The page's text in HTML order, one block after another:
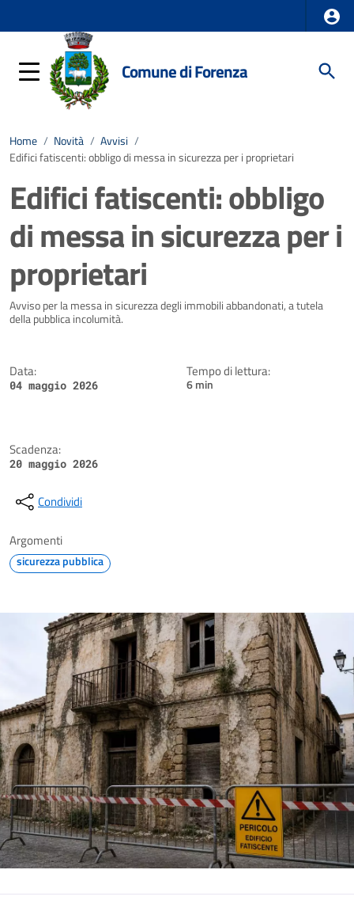
Comune di Forenza
Home / Novità / Avvisi /
Edifici fatiscenti: obbligo di messa in sicurezza per i proprietari
Edifici fatiscenti: obbligo
di messa in sicurezza per i
proprietari
Dettagli della notizia
Avviso per la messa in sicurezza degli immobili abbandonati, a tutela
della pubblica incolumità.
Data:
04 maggio 2026
Tempo di lettura:
6 min
Scadenza:
20 maggio 2026
Condividi
Argomenti
sicurezza pubblica